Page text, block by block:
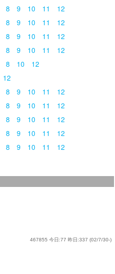
8 9 10 11
12
8 9 10 11
12
8 9 10 11
12
8 9 10 11
12
8 10
12
12
8 9 10 11
12
8 9 10 11
12
8 9 10 11
12
8 9 10 11
12
8 9 10 11
12
467855 今日:77 昨日:337 (02/7/30-)